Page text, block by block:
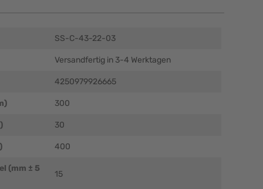
SS-C-43-22-03
Versandfertig in 3-4 Werktagen
4250979926665
300
30
400
(mm ± 5
15